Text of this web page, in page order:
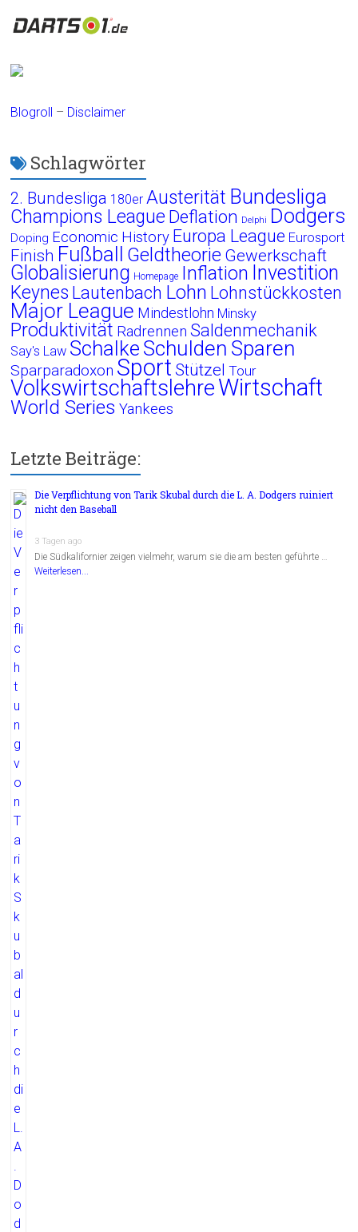
Blogroll – Disclaimer
Schlagwörter
2. Bundesliga 180er Austerität Bundesliga
Champions League Deflation Delphi Dodgers
Doping Economic History Europa League Eurosport
Finish Fußball Geldtheorie Gewerkschaft
Globalisierung Homepage Inflation Investition
Keynes Lautenbach Lohn Lohnstückkosten
Major League Mindestlohn Minsky
Produktivität Radrennen Saldenmechanik
Say's Law Schalke Schulden Sparen
Sparparadoxon Sport Stützel Tour
VolkswirtschaftslehreWirtschaft
World Series Yankees
Letzte Beiträge:
Die Verpflichtung von Tarik Skubal durch die L. A. Dodgers ruiniert
nicht den Baseball
3 Tagen ago
Die Südkalifornier zeigen vielmehr, warum sie die am besten geführte …
Weiterlesen...